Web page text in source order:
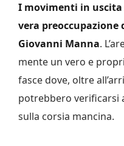
I movimenti in uscita
vera
Giovanni Manna.
mente un vero e
fasce dove, oltre
potrebbero
sulla corsia mancina.